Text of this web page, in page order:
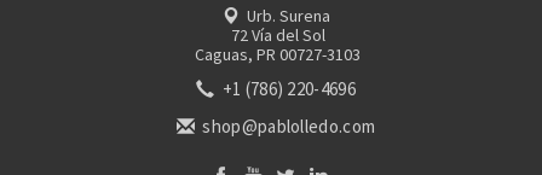
Urb. Surena
72 Vía del Sol
Caguas, PR 00727-3103
+1 (786) 220-4696
shop@pablolledo.com